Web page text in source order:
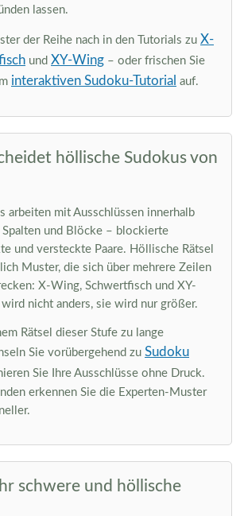
lassen.
der Reihe nach in den Tutorials zu X-
und XY-Wing – oder frischen Sie
interaktiven Sudoku-Tutorial auf.
höllische Sudokus von
arbeiten mit Ausschlüssen innerhalb
und Blöcke – blockierte
und versteckte Paare. Höllische Rätsel
Muster, die sich über mehrere Zeilen
X-Wing, Schwertfisch und XY-
nicht anders, sie wird nur größer.
Rätsel dieser Stufe zu lange
Sie vorübergehend zu Sudoku
Sie Ihre Ausschlüsse ohne Druck.
erkennen Sie die Experten-Muster
schwere und höllische